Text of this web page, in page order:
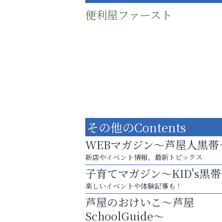
便利屋ファースト
庭のお手入れから遺品整理まで
ちょっとしたお困りごともOK!
そうさくてっぱん樹々
その他のContents
WEBマガジン～芦屋人黒帯
新店やイベント情報、最新トピックス
子育てマガジン～KID's黒
楽しいイベントや体験記事も！
芦屋のおけいこ～芦屋
SchoolGuide～